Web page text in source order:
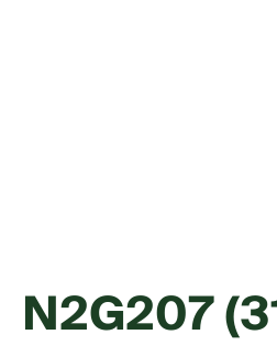
N2G207